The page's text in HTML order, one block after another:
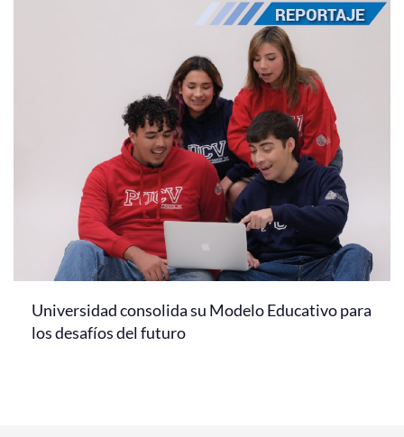
Universidad consolida su Modelo Educativo para
los desafíos del futuro